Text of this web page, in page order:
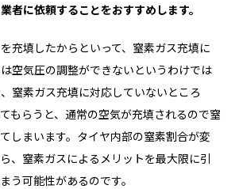
者に依頼することをおすすめします。
充填したからといって、窒素ガス充填に
空気圧の調整ができないというわけでは
窒素ガス充填に対応していないところ
もらうと、通常の空気が充填されるので窒
しまいます。タイヤ内部の窒素割合が変
、窒素ガスによるメリットを最大限に引
う可能性があるのです。